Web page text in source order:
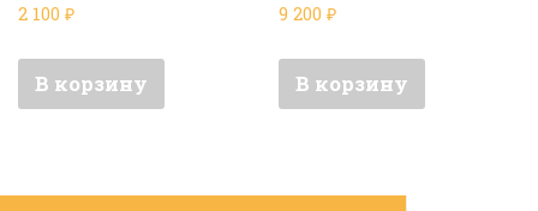
2 100 ₽
В корзину
9 200₽
В корзину